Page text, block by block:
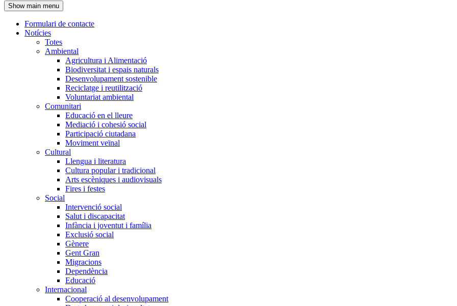
l'encapçalament
Show main menu
Navegació
principal
Formulari de contacte
Notícies
Totes
Ambiental
Agricultura i Alimentació
Biodiversitat i espais naturals
Desenvolupament sostenible
Reciclatge i reutilització
Voluntariat ambiental
Comunitari
Educació en el lleure
Mediació i cohesió social
Participació ciutadana
Moviment veïnal
Cultural
Llengua i literatura
Cultura popular i tradicional
Arts escèniques i audiovisuals
Fires i festes
Social
Intervenció social
Salut i discapacitat
Infància i joventut i família
Exclusió social
Gènere
Gent Gran
Migracions
Dependència
Educació
Internacional
Cooperació al desenvolupament